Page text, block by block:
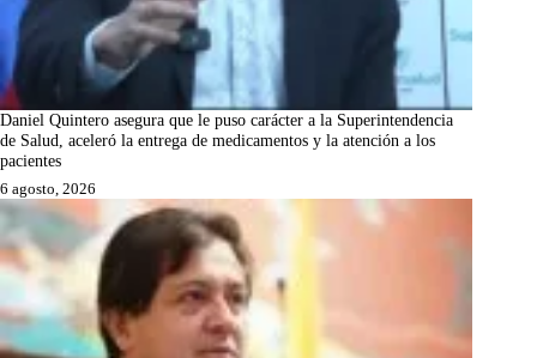
Daniel Quintero asegura que le puso carácter a la Superintendencia
de Salud, aceleró la entrega de medicamentos y la atención a los
pacientes
6 agosto, 2026